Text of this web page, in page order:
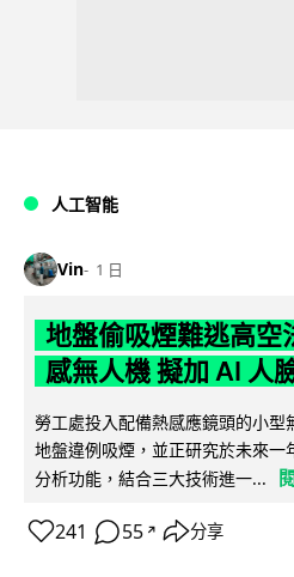
人工智能
Vin 1 日
地盤偷吸煙難逃高空
感無人機 擬加 AI 人
勞工處投入配備熱感應鏡頭的小型
地盤違例吸煙，並正研究於未來
分析功能，結合三大技術進一...
241 55 ↗ 分享